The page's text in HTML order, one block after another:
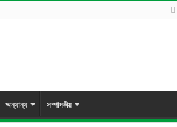
অন্যান্য সম্পাদকীয়